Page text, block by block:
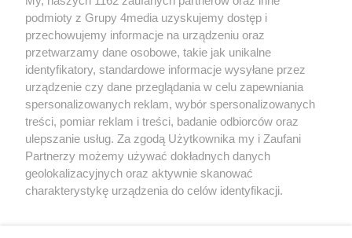
Redakcja Reklama Prywatność
Praca Łódź
the:protocol
podmioty z Grupy 4media uzyskujemy dostęp i
przechowujemy informacje na urządzeniu oraz
przetwarzamy dane osobowe, takie jak unikalne
identyfikatory, standardowe informacje wysyłane przez
urządzenie czy dane przeglądania w celu zapewniania
spersonalizowanych reklam, wybór spersonalizowanych
treści, pomiar reklam i treści, badanie odbiorców oraz
ulepszanie usług. Za zgodą Użytkownika my i Zaufani
Partnerzy możemy używać dokładnych danych
geolokalizacyjnych oraz aktywnie skanować
charakterystykę urządzenia do celów identyfikacji.